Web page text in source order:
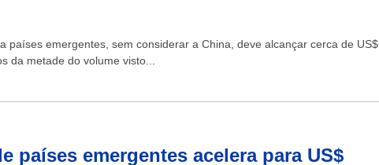
países emergentes, sem considerar a China, deve alcançar cerca de US$
da metade do volume visto...
países emergentes acelera para US$